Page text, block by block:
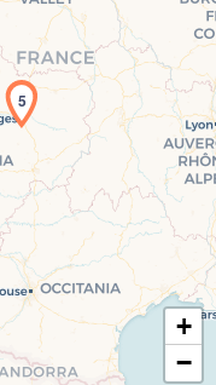
en cours...
5
+
−